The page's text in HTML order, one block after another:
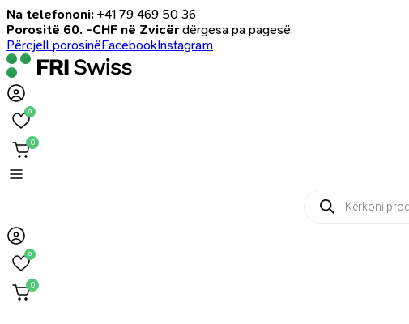
Na telefononi: +41 79 469 50 36
Porositë 60. -CHF në Zvicër dërgesa pa pagesë.
Përcjell porosinëFacebookInstagram
0
0
Products
search
0
0